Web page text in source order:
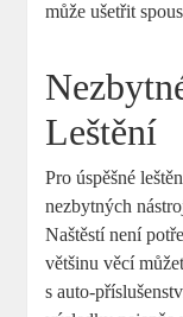
může ušetřit
Leštění
Pro úspěšné
nezbytných
Naštěstí není
většinu věcí
s auto-